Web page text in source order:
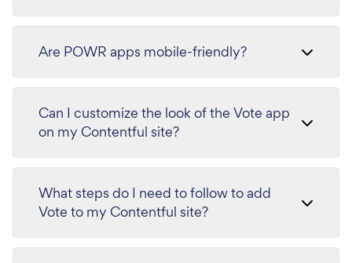
Are POWR apps mobile-friendly?
Can I customize the look of the Vote app
on my Contentful site?
What steps do I need to follow to add
Vote to my Contentful site?